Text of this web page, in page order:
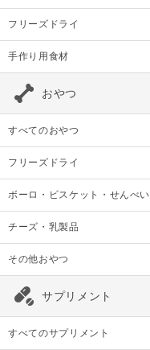
フリーズドライ
手作り用食材
おやつ
すべてのおやつ
フリーズドライ
ボーロ・ビスケット・せんべい
チーズ・乳製品
その他おやつ
サプリメント
すべてのサプリメント